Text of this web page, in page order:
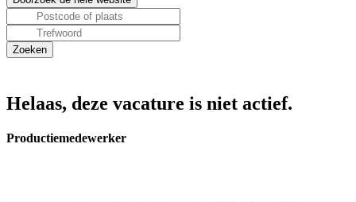
Helaas, deze vacature is niet actief.
Productiemedewerker